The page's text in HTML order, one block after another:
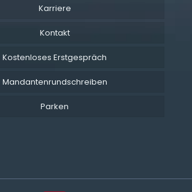
Karriere
Kontakt
Kostenloses Erstgespräch
Mandantenrundschreiben
Parken